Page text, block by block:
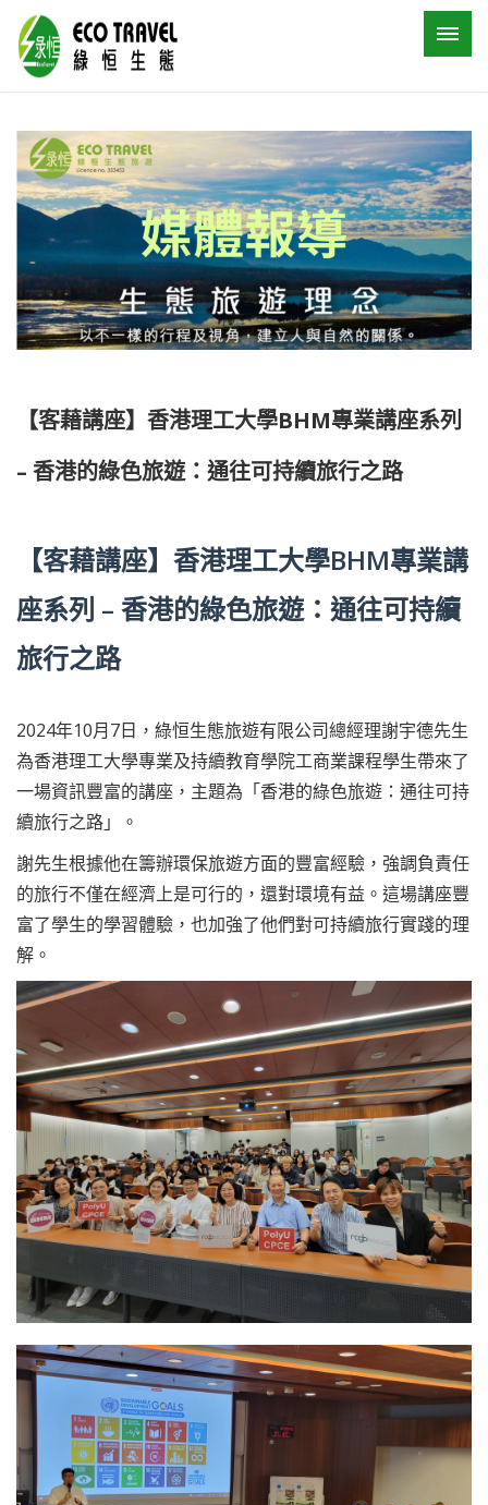
【客藉講座】香港理工大學BHM專業講座系列
– 香港的綠色旅遊：通往可持續旅行之路
【客藉講座】香港理工大學BHM專業講
座系列 – 香港的綠色旅遊：通往可持續
旅行之路
2024年10月7日，綠恒生態旅遊有限公司總經理謝宇德先生
為香港理工大學專業及持續教育學院工商業課程學生帶來了
一場資訊豐富的講座，主題為「香港的綠色旅遊：通往可持
續旅行之路」。
謝先生根據他在籌辦環保旅遊方面的豐富經驗，強調負責任
的旅行不僅在經濟上是可行的，還對環境有益。這場講座豐
富了學生的學習體驗，也加強了他們對可持續旅行實踐的理
解。